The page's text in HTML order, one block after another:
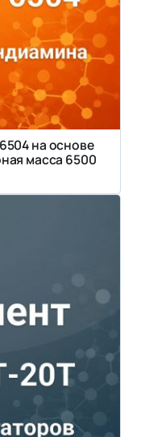
на основе
масса 6500